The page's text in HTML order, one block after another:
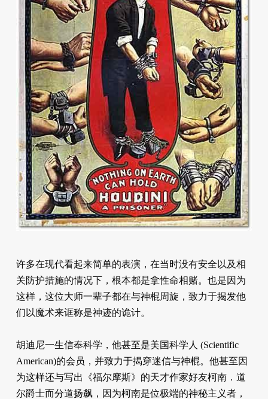
许多在现代看起来简单的表演，在当时没有安全以及相
关防护措施的情况下，根本都是拿性命相赌。也是因为
这样，这位大师一辈子都在与神棍周旋，致力于揭发他
们以魔术来诓称是神迹的诡计。
胡迪尼一生信奉科学，他甚至是美国科学人 (Scientific
American)的会员，并致力于揭穿迷信与神棍。他甚至因
为这样还与写出《福尔摩斯》的天才作家好友柯南．道
尔爵士而分道扬飙，因为柯南是位极端的神秘主义者，